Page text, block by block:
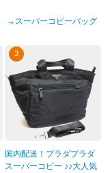
→ スーパーコピーバッグ
3
国内配送！プラダプラダ
スーパーコピー ♪♪大人気